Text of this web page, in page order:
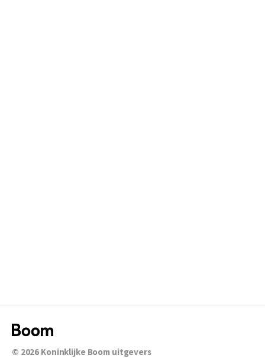
© 2026 Koninklijke Boom uitgevers